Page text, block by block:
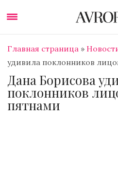
Главная страница »
удивила поклонников
Дана Борисова
поклонников
пятнами